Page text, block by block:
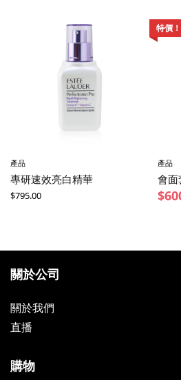
產品
專研速效亮白精華
$795.00
特價！
產品
會面
$
關於公司
關於我們
直播
購物